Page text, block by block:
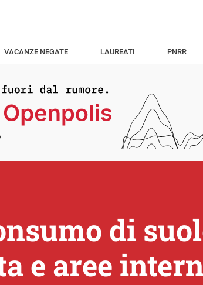
VACANZE NEGATE LAUREATI PNRR
di
e aree